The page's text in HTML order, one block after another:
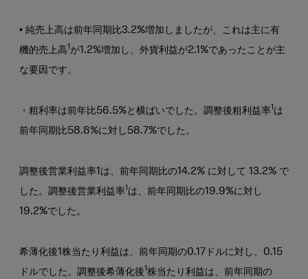
• 純売上高は前年同期比3.2%増加しましたが、これは主に有
機的売上高1 が1.2%増加し、外貨利益が2.1%であったことが主
な要因です。
・粗利率は前年比56.5%と横ばいでした。調整後粗利益率1 は
前年同期比58.8%に対し58.7%でした。
調整後営業利益率1は、前年同期比の14.2% に対して 13.2% で
した。調整後営業利益率1 は、前年同期比の19.9%に対し
19.2%でした。
希薄化後1株当たり利益は、前年同期の0.17ドルに対し、0.15
ドルでした。調整後希薄化後1 株当たり利益は、前年同期の